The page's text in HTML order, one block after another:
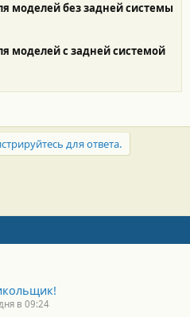
моделей без задней системы
моделей с задней системой
для ответа.
почта
в 09:24